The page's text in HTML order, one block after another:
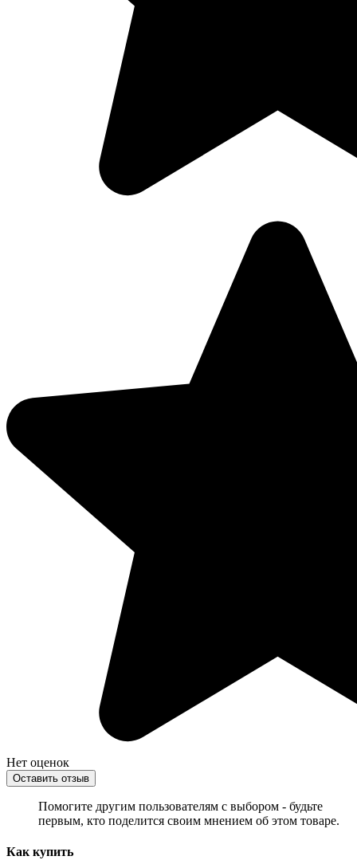
Нет оценок
Оставить отзыв
Помогите другим пользователям с выбором - будьте
первым, кто поделится своим мнением об этом товаре.
Как купить